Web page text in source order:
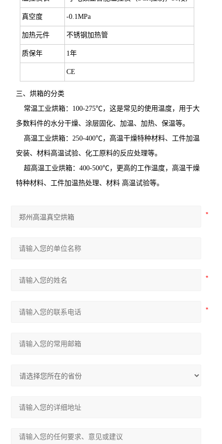
真空度 -0.1MPa
加热元件 不锈钢加热管
质保年 1年
CE
三、烘箱的分类
常温工业烘箱：100-275℃，这是常见的使用温度，用于大
多数料件的水分干燥、涂层固化、加温、加热、保温等。
高温工业烘箱：250-400℃，高温干燥特种材料、工件加温
安装、材料高温试验、化工原料的反应处理等。
超高温工业烘箱：400-500℃，更高的工作温度，高温干燥
特种材料、工件加温热处理、材料 高温试验等。